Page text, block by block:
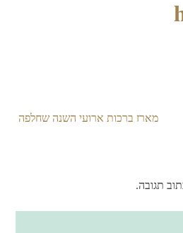
מארז ברכות ארועי השנה שחלפה
תגובה.